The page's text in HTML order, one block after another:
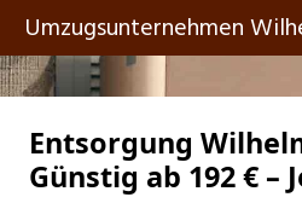
Umzugsunternehmen
Entsorgung
Günstig ab 192 € –